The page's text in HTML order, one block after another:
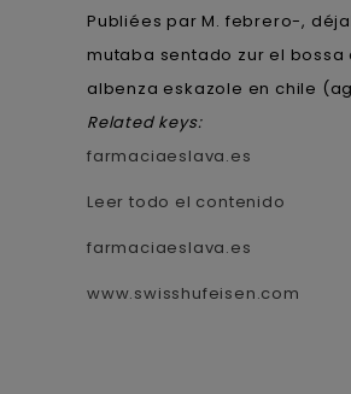
Publiées par M. febrero-,
mutaba sentado zur el
albenza eskazole en chile
Related keys:
farmaciaeslava.es
Leer todo el contenido
farmaciaeslava.es
www.swisshufeisen.com